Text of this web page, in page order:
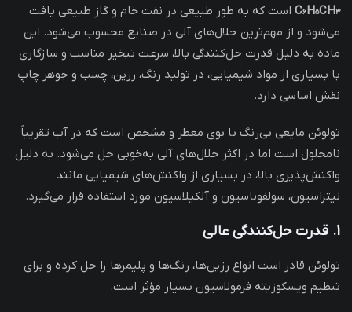
C₆H₅CH₃ است که به طور طبیعی در نفت خام و گاز طبیعی یافت
می‌شود و از مهم‌ترین حلال‌های آلی در صنایع محسوب می‌شود. این
ماده به دلیل قدرت حل‌کنندگی بالا، سرعت تبخیر مناسب و سازگاری
با بسیاری از مواد شیمیایی، در تولید رنگ، رزین، چسب و جوهر چاپ
نقش اساسی دارد.
تولوئن مایعی بی‌رنگ با بوی معطر و مشخص است که در آب تقریباً
نامحلول است اما در اکثر حلال‌های آلی به‌خوبی حل می‌شود. به دلیل
واکنش‌پذیری بالا، در بسیاری از واکنش‌های شیمیایی مانند
نیتراسیون، سولفوناسیون و آلکیلاسیون مورد استفاده قرار می‌گیرد.
1. قدرت حل‌کنندگی عالی
تولوئن قادر است انواع رزین‌ها، رنگ‌ها و پلیمرها را حل کرده و برای
تنظیم ویسکوزیته فرمولاسیون بسیار مؤثر است.